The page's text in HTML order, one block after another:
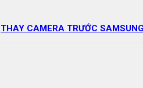
THAY CAMERA TRƯỚC